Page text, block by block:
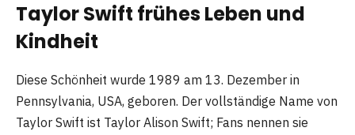
Taylor Swift frühes Leben und
Kindheit
Diese Schönheit wurde 1989 am 13. Dezember in
Pennsylvania, USA, geboren. Der vollständige Name von
Taylor Swift ist Taylor Alison Swift; Fans nennen sie